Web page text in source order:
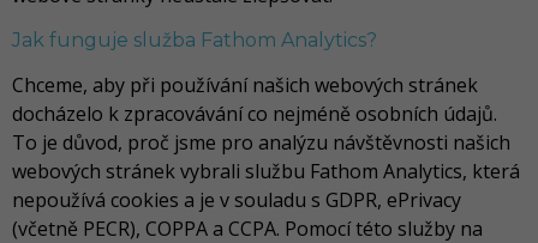
Jak funguje služba Fathom Analytics?
Chceme, aby při používání našich webových stránek
docházelo k zpracovávání co nejméně osobních údajů.
To je důvod, proč jsme pro analýzu návštěvnosti našich
webových stránek vybrali službu Fathom Analytics, která
nepoužívá cookies a je v souladu s GDPR, ePrivacy
(včetně PECR), COPPA a CCPA. Pomocí této služby na